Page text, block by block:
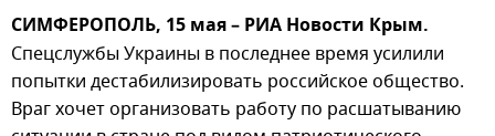
СИМФЕРОПОЛЬ, 15 мая – РИА Новости Крым.
Спецслужбы Украины в последнее время усилили
попытки дестабилизировать российское общество.
Враг хочет организовать работу по расшатыванию